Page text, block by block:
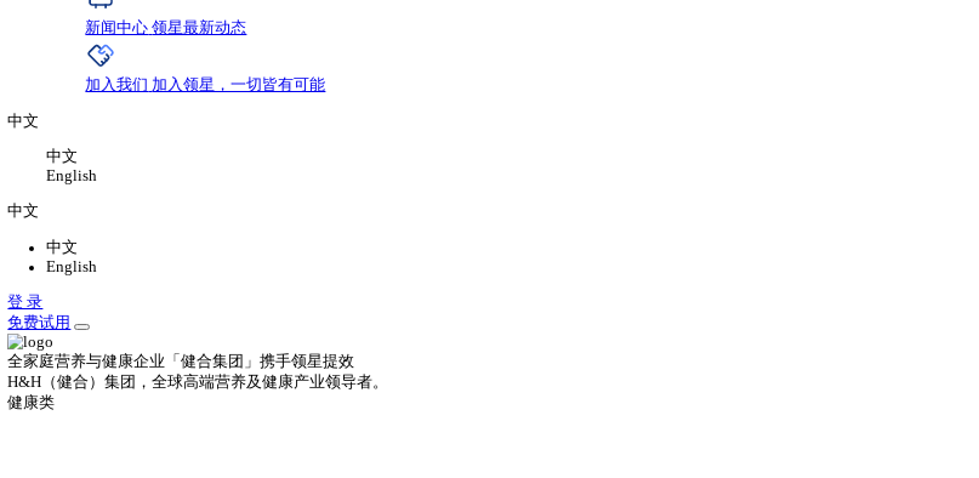
为什么做跨境电商需要ERP系统
更多内容
加入我们 加入领星，一切皆有可能
中文